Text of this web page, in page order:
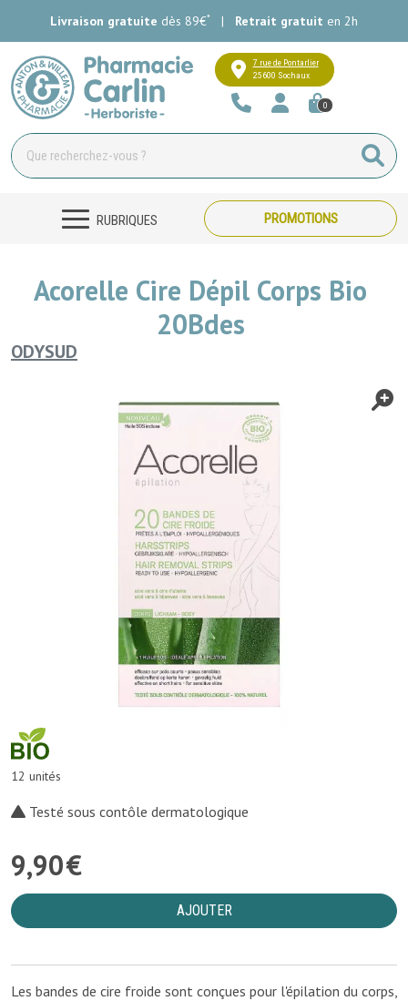
Livraison gratuite dès 89€* | Retrait gratuit en 2h
Pharmacie Carlin Votre
7 rue de Pontarlier
25600 Sochaux
0
RUBRIQUES PROMOTIONS
Acorelle Cire Dépil Corps Bio
20Bdes
ODYSUD
12 unités
Testé sous contôle dermatologique
9,90€
AJOUTER
Les bandes de cire froide sont conçues pour l'épilation du corps,